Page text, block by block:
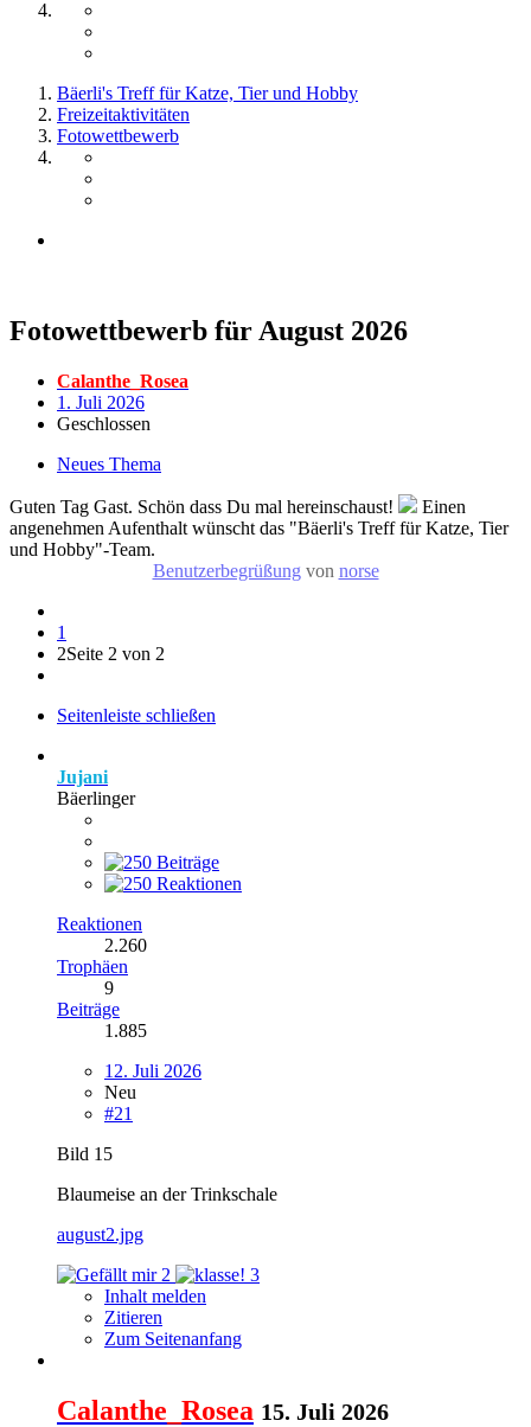
Bäerli's Treff für Katze, Tier und Hobby
Freizeitaktivitäten
Fotowettbewerb
Fotowettbewerb für August 2026
Calanthe_Rosea
1. Juli 2026
Geschlossen
Neues Thema
Guten Tag Gast. Schön dass Du mal hereinschaust!
Einen
angenehmen Aufenthalt wünscht das "Bäerli's Treff für Katze, Tier
und Hobby"-Team.
Benutzerbegrüßung von norse
1
2Seite 2 von 2
Seitenleiste schließen
Jujani
Bäerlinger
Reaktionen
2.260
Trophäen
9
Beiträge
1.885
12. Juli 2026
Neu
#21
Bild 15
Blaumeise an der Trinkschale
august2.jpg
2
3
Inhalt melden
Zitieren
Zum Seitenanfang
Calanthe_Rosea 15. Juli 2026